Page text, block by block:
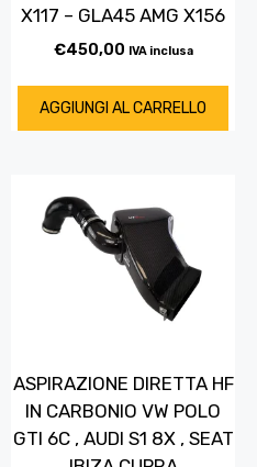
X117 – GLA45 AMG X156
€450,00 IVA inclusa
AGGIUNGI AL CARRELLO
ASPIRAZIONE DIRETTA HF
IN CARBONIO VW POLO
GTI 6C , AUDI S1 8X , SEAT